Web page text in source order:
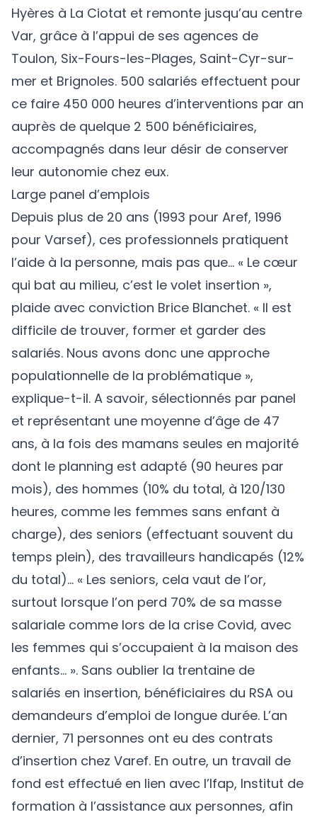
Hyères à La Ciotat et remonte jusqu’au centre
Var, grâce à l’appui de ses agences de
Toulon, Six-Fours-les-Plages, Saint-Cyr-sur-
mer et Brignoles. 500 salariés effectuent pour
ce faire 450 000 heures d’interventions par an
auprès de quelque 2 500 bénéficiaires,
accompagnés dans leur désir de conserver
leur autonomie chez eux.
Large panel d’emplois
Depuis plus de 20 ans (1993 pour Aref, 1996
pour Varsef), ces professionnels pratiquent
l’aide à la personne, mais pas que… « Le cœur
qui bat au milieu, c’est le volet insertion »,
plaide avec conviction Brice Blanchet. « Il est
difficile de trouver, former et garder des
salariés. Nous avons donc une approche
populationnelle de la problématique »,
explique-t-il. A savoir, sélectionnés par panel
et représentant une moyenne d’âge de 47
ans, à la fois des mamans seules en majorité
dont le planning est adapté (90 heures par
mois), des hommes (10% du total, à 120/130
heures, comme les femmes sans enfant à
charge), des seniors (effectuant souvent du
temps plein), des travailleurs handicapés (12%
du total)… « Les seniors, cela vaut de l’or,
surtout lorsque l’on perd 70% de sa masse
salariale comme lors de la crise Covid, avec
les femmes qui s’occupaient à la maison des
enfants... ». Sans oublier la trentaine de
salariés en insertion, bénéficiaires du RSA ou
demandeurs d’emploi de longue durée. L’an
dernier, 71 personnes ont eu des contrats
d’insertion chez Varef. En outre, un travail de
fond est effectué en lien avec l’Ifap, Institut de
formation à l’assistance aux personnes, afin